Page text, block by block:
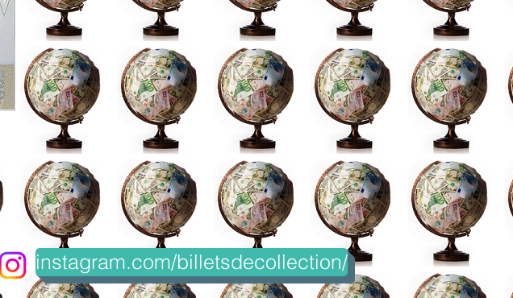
instagram.com/billetsdecollection/